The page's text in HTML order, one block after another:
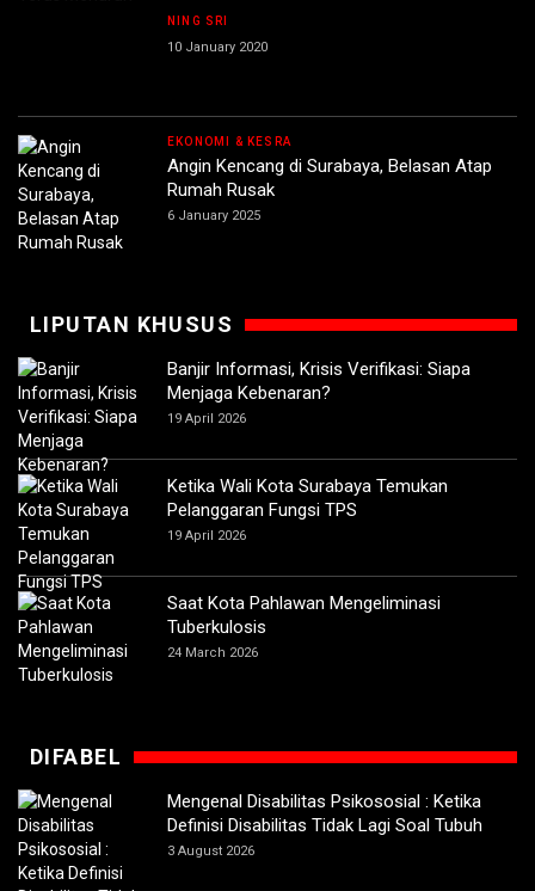
NING SRI
10 January 2020
EKONOMI & KESRA
Angin Kencang di Surabaya, Belasan Atap
Rumah Rusak
6 January 2025
LIPUTAN KHUSUS
Banjir Informasi, Krisis Verifikasi: Siapa
Menjaga Kebenaran?
19 April 2026
Ketika Wali Kota Surabaya Temukan
Pelanggaran Fungsi TPS
19 April 2026
Saat Kota Pahlawan Mengeliminasi
Tuberkulosis
24 March 2026
DIFABEL
Mengenal Disabilitas Psikososial : Ketika
Definisi Disabilitas Tidak Lagi Soal Tubuh
3 August 2026